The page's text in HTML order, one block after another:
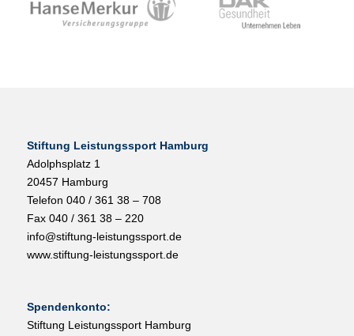
Stiftung Leistungssport Hamburg
Adolphsplatz 1
20457 Hamburg
Telefon 040 / 361 38 – 708
Fax 040 / 361 38 – 220
info@stiftung-leistungssport.de
www.stiftung-leistungssport.de
Spendenkonto:
Stiftung Leistungssport Hamburg